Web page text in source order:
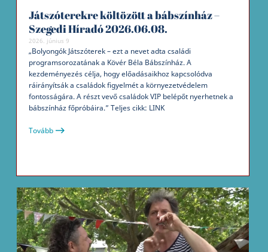
Játszóterekre költözött a bábszínház –
Szegedi Híradó 2026.06.08.
2026. június 9
„Bolyongók Játszóterek – ezt a nevet adta családi
programsorozatának a Kövér Béla Bábszínház. A
kezdeményezés célja, hogy előadásaikhoz kapcsolódva
ráirányítsák a családok figyelmét a környezetvédelem
fontosságára. A részt vevő családok VIP belépőt nyerhetnek a
bábszínház főpróbáira.” Teljes cikk: LINK
Tovább